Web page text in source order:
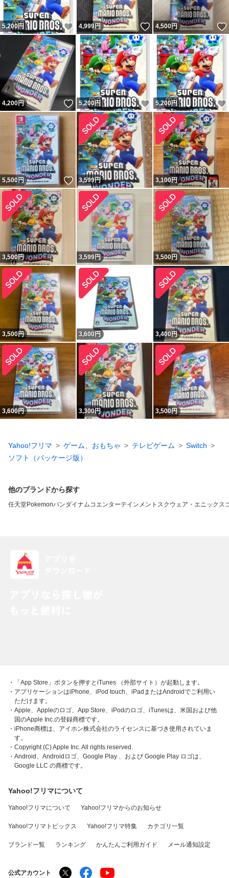
5,200 円 いいね！
4,999円 いいね！
4,500円
4,200円 いいね！
5,200 円 いいね！
5,200 円
5,500円 いいね！
3,599円 3,100円
3,500円 3,599円 3,500円
3,500円 3,600 円 3,400円
3,600円 3,300円 3,500円
Yahoo!フリマ ゲーム、おもちゃ テレビゲーム
Switch
ソフト（パッケージ版）
他のブランドから探す
任天堂Pokemonバンダイナムコエンターテインメント スクウェア・エニックス
・「App Store」ボタンを押すとiTunes （外部サイト）が起動します。
・アプリケーションはiPhone、iPod touch、iPadまたはAndroidでご利用い
ただけます。
・Apple、Appleのロゴ、App Store、iPodのロゴ、iTunesは、米国および他
国のApple Inc.の登録商標です。
・iPhone商標は、アイホン株式会社のライセンスに基づき使用されていま
す。
・Copyright (C) Apple Inc. All rights reserved.
・Android、Androidロゴ、Google Play 、および Google Play ロゴは、
Google LLC の商標です。
Yahoo!フリマについて
Yahoo!フリマについて Yahoo!フリマからのお知らせ
Yahoo!フリマトピックス Yahoo!フリマ特集 カテゴリ一覧
ブランド一覧 ランキング かんたんご利用ガイド メール通知設定
公式アカウント